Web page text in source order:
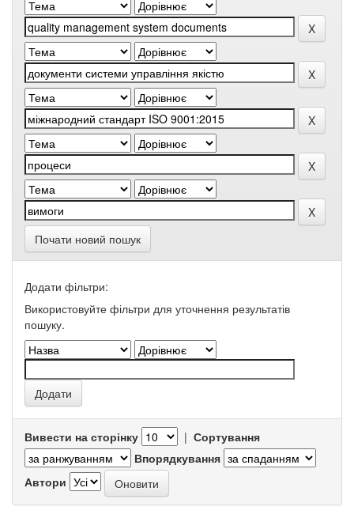
Почати новий пошук
Додати фільтри:
Використовуйте фільтри для уточнення результатів
пошуку.
Вивести на сторінку | Сортування
Впорядкування
Автори